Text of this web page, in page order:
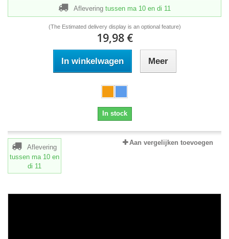
Aflevering tussen ma 10 en di 11
(The Estimated delivery display is an optional feature)
19,98 €
In winkelwagen Meer
In stock
Aflevering
tussen ma 10 en
di 11
Aan vergelijken toevoegen